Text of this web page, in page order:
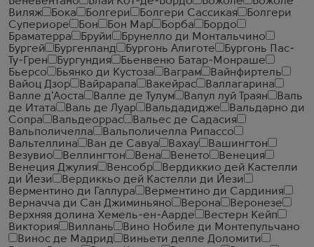
Виляж
Бока Болгери Болгери Сассикая
Болгери
Супериоре
Бон Бон Мар Борба
Бордо
Браматерра
Бруйи
Брунелло ди Монтальчино
Бургей
Бургенланд Бургонь Алиготе
Бургонь Пас-
Ту-Грен
Бургундия
Бьенвеню Батар-Монраше
Бьерсо
Бьянко ди Кустоза Ваграм
Вайнфиртель
Вайоц Дзор
Вайрарапа Вакейрас
Валлагарина
Валле д'Аоста
Валле де Тулум Валул луй Траян
Валь
де Итата
Валь де Луар Вальдадидже
Вальдарно ди
Сопра
Вальдеоррас
Вальес де Садасия
Вальполичелла
Вальполичелла Рипассо
Вальтеллина
Ван де Савуа Вахау
Вашингтон
Везувио
Веллингтон Вена Венето
Венеция
Венеция Джулия
Венсобр
Вердиккио дей Кастелли
ди Йези
Вердиккьо дей Кастелли ди Йези
Верментино ди Галлура
Верментино ди Сардиния
Верначча ди Сан Джиминьяно
Верона
Веронезе
Верхняя долина Хемель-ен-Аарде
Вестерн Кейп
Виктория
Виллань
Вино Нобиле ди Монтепульчано
Винос де Мадрид
Виньети делле Доломити